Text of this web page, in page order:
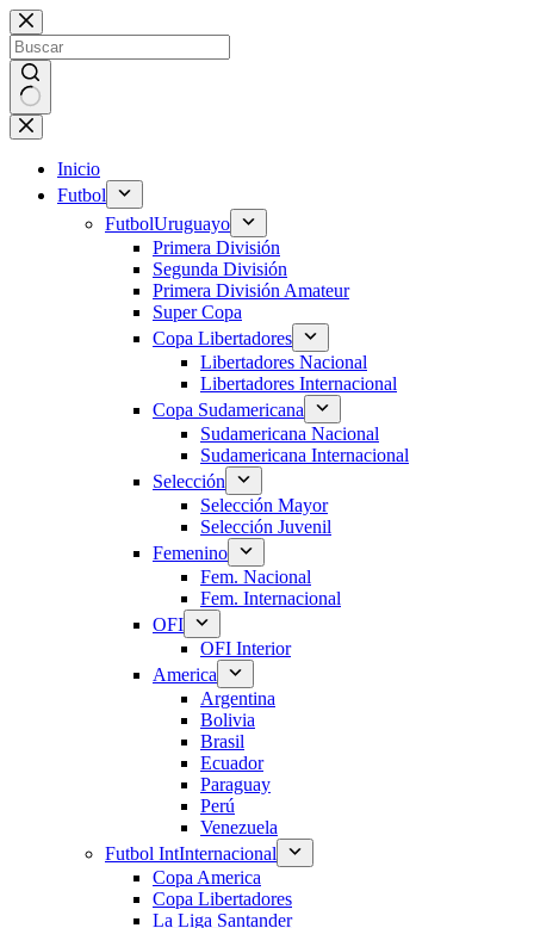
Saltar
al
contenido
Sin
resultados
Inicio
Futbol
FutbolUruguayo
Primera División
Segunda División
Primera División Amateur
Super Copa
Copa Libertadores
Libertadores Nacional
Libertadores Internacional
Copa Sudamericana
Sudamericana Nacional
Sudamericana Internacional
Selección
Selección Mayor
Selección Juvenil
Femenino
Fem. Nacional
Fem. Internacional
OFI
OFI Interior
America
Argentina
Bolivia
Brasil
Ecuador
Paraguay
Perú
Venezuela
Futbol IntInternacional
Copa America
Copa Libertadores
La Liga Santander